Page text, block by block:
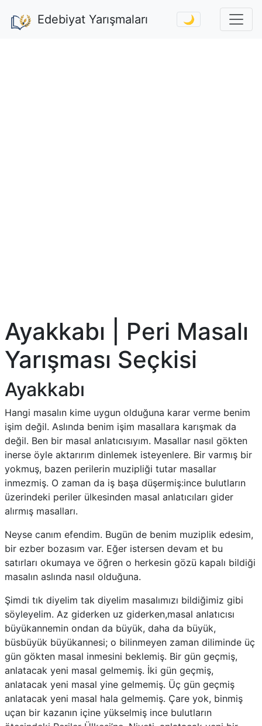
Edebiyat Yarışmaları 🌙
Ayakkabı | Peri Masalı
Yarışması Seçkisi
Ayakkabı
Hangi masalın kime uygun olduğuna karar verme benim
işim değil. Aslında benim işim masallara karışmak da
değil. Ben bir masal anlatıcısıyım. Masallar nasıl gökten
inerse öyle aktarırım dinlemek isteyenlere. Bir varmış bir
yokmuş, bazen perilerin muzipliği tutar masallar
inmezmiş. O zaman da iş başa düşermiş:ince bulutların
üzerindeki periler ülkesinden masal anlatıcıları gider
alırmış masalları.
Neyse canım efendim. Bugün de benim muziplik edesim,
bir ezber bozasım var. Eğer istersen devam et bu
satırları okumaya ve öğren o herkesin gözü kapalı bildiği
masalın aslında nasıl olduğuna.
Şimdi tık diyelim tak diyelim masalımızı bildiğimiz gibi
söyleyelim. Az giderken uz giderken,masal anlatıcısı
büyükannemin ondan da büyük, daha da büyük,
büsbüyük büyükannesi; o bilinmeyen zaman diliminde üç
gün gökten masal inmesini beklemiş. Bir gün geçmiş,
anlatacak yeni masal gelmemiş. İki gün geçmiş,
anlatacak yeni masal yine gelmemiş. Üç gün geçmiş
anlatacak yeni masal hala gelmemiş. Çare yok, binmiş
uçan bir kazanın içine yükselmiş ince bulutların